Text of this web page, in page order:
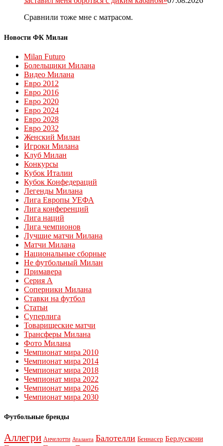
Сравнили тоже мне с матрасом.
Новости ФК Милан
Milan Futuro
Болельщики Милана
Видео Милана
Евро 2012
Евро 2016
Евро 2020
Евро 2024
Евро 2028
Евро 2032
Женский Милан
Игроки Милана
Клуб Милан
Конкурсы
Кубок Италии
Кубок Конфедераций
Легенды Милана
Лига Европы УЕФА
Лига конференций
Лига наций
Лига чемпионов
Лучшие матчи Милана
Матчи Милана
Национальные сборные
Не футбольный Милан
Примавера
Серия А
Соперники Милана
Ставки на футбол
Статьи
Суперлига
Товарищеские матчи
Трансферы Милана
Фото Милана
Чемпионат мира 2010
Чемпионат мира 2014
Чемпионат мира 2018
Чемпионат мира 2022
Чемпионат мира 2026
Чемпионат мира 2030
Футбольные бренды
Аллегри Анчелотти Аталанта Балотелли Беннасер Берлускони